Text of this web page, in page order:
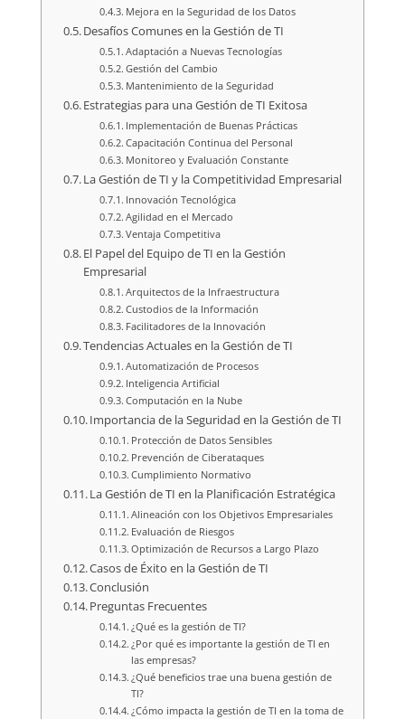
Mejora en la Seguridad de los Datos
Desafíos Comunes en la Gestión de TI
Adaptación a Nuevas Tecnologías
Gestión del Cambio
Mantenimiento de la Seguridad
Estrategias para una Gestión de TI Exitosa
Implementación de Buenas Prácticas
Capacitación Continua del Personal
Monitoreo y Evaluación Constante
La Gestión de TI y la Competitividad Empresarial
Innovación Tecnológica
Agilidad en el Mercado
Ventaja Competitiva
El Papel del Equipo de TI en la Gestión
Empresarial
Arquitectos de la Infraestructura
Custodios de la Información
Facilitadores de la Innovación
Tendencias Actuales en la Gestión de TI
Automatización de Procesos
Inteligencia Artificial
Computación en la Nube
Importancia de la Seguridad en la Gestión de TI
Protección de Datos Sensibles
Prevención de Ciberataques
Cumplimiento Normativo
La Gestión de TI en la Planificación Estratégica
Alineación con los Objetivos Empresariales
Evaluación de Riesgos
Optimización de Recursos a Largo Plazo
Casos de Éxito en la Gestión de TI
Conclusión
Preguntas Frecuentes
¿Qué es la gestión de TI?
¿Por qué es importante la gestión de TI en
las empresas?
¿Qué beneficios trae una buena gestión de
TI?
¿Cómo impacta la gestión de TI en la toma de